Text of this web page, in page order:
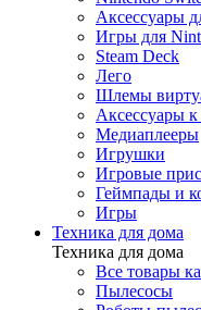
Электроника
Назад
Электроника
Все товары
Видеокамеры
Фотокамеры
ПК и
Аксессуары
Игры для
Steam Deck
Лего
Шлемы
Аксессуары
Медиаплееры
Игрушки
Игровые
Геймпады и
Игры
Техника для дома
Техника для дома
Все товары
Пылесосы